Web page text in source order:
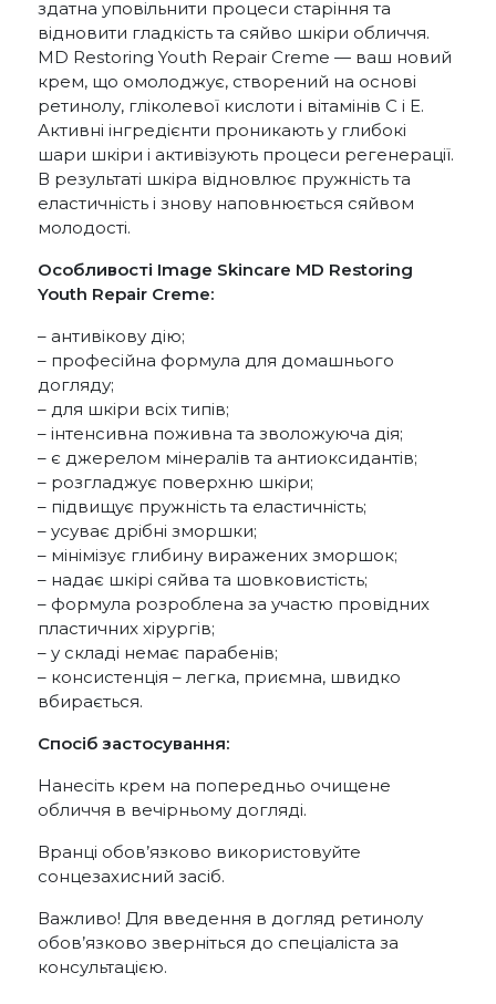
здатна уповільнити процеси старіння та
відновити гладкість та сяйво шкіри обличчя.
MD Restoring Youth Repair Creme — ваш новий
крем, що омолоджує, створений на основі
ретинолу, гліколевої кислоти і вітамінів С і Е.
Активні інгредієнти проникають у глибокі
шари шкіри і активізують процеси регенерації.
В результаті шкіра відновлює пружність та
еластичність і знову наповнюється сяйвом
молодості.
Особливості Image Skincare MD Restoring
Youth Repair Creme:
– антивікову дію;
– професійна формула для домашнього
догляду;
– для шкіри всіх типів;
– інтенсивна поживна та зволожуюча дія;
– є джерелом мінералів та антиоксидантів;
– розгладжує поверхню шкіри;
– підвищує пружність та еластичність;
– усуває дрібні зморшки;
– мінімізує глибину виражених зморшок;
– надає шкірі сяйва та шовковистість;
– формула розроблена за участю провідних
пластичних хірургів;
– у складі немає парабенів;
– консистенція – легка, приємна, швидко
вбирається.
Спосіб застосування:
Нанесіть крем на попередньо очищене
обличчя в вечірньому догляді.
Вранці обов’язково використовуйте
сонцезахисний засіб.
Важливо! Для введення в догляд ретинолу
обов’язково зверніться до спеціаліста за
консультацією.